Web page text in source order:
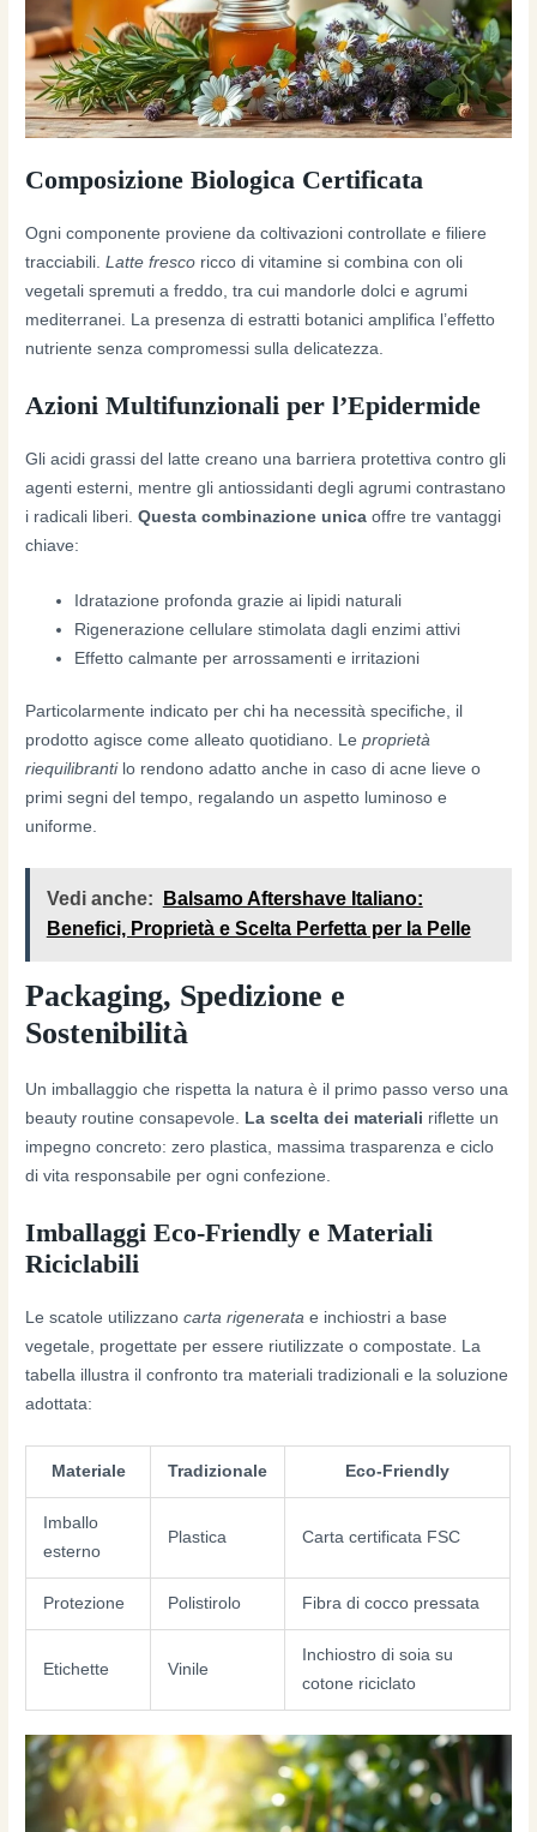
Composizione Biologica Certificata
Ogni componente proviene da coltivazioni controllate e filiere
tracciabili.Latte fresco ricco di vitamine si combina con oli
vegetali spremuti a freddo, tra cui mandorle dolci e agrumi
mediterranei. La presenza di estratti botanici amplifica l’effetto
nutriente senza compromessi sulla delicatezza.
Azioni Multifunzionali per l’Epidermide
Gli acidi grassi del latte creano una barriera protettiva contro gli
agenti esterni, mentre gli antiossidanti degli agrumi contrastano
i radicali liberi.Questa combinazione unica offre tre vantaggi
chiave:
Idratazione profonda grazie ai lipidi naturali
Rigenerazione cellulare stimolata dagli enzimi attivi
Effetto calmante per arrossamenti e irritazioni
Particolarmente indicato per chi ha necessità specifiche, il
prodotto agisce come alleato quotidiano. Leproprietà
riequilibrantilo rendono adatto anche in caso di acne lieve o
primi segni del tempo, regalando un aspetto luminoso e
uniforme.
Vedi anche:
Balsamo Aftershave Italiano:
Benefici, Proprietà e Scelta Perfetta per la Pelle
Packaging, Spedizione e
Sostenibilità
Un imballaggio che rispetta la natura è il primo passo verso una
beauty routine consapevole. La scelta dei materiali riflette un
impegno concreto: zero plastica, massima trasparenza e ciclo
di vita responsabile per ogni confezione.
Imballaggi Eco-Friendly e Materiali
Riciclabili
Le scatole utilizzanocarta rigenerata e inchiostri a base
vegetale, progettate per essere riutilizzate o compostate. La
tabella illustra il confronto tra materiali tradizionali e la soluzione
adottata:
Materiale Tradizionale Eco-Friendly
Imballo
esterno
Plastica Carta certificata FSC
Protezione Polistirolo Fibra di cocco pressata
Etichette Vinile
Inchiostro di soia su
cotone riciclato